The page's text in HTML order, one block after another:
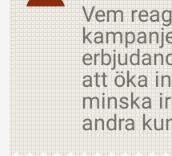
Vem
att öka
minska
andra